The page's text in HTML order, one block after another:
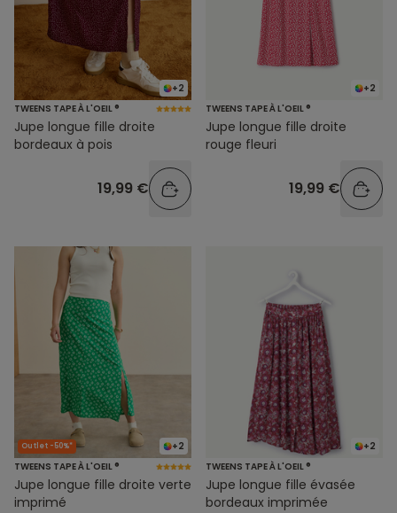
+2
TWEENS TAPE À L'OEIL ®
Jupe longue fille droite
bordeaux à pois
19,99 €
+2
TWEENS TAPE À L'OEIL ®
Jupe longue fille droite
rouge fleuri
19,99 €
+2
Outlet -50%*
TWEENS TAPE À L'OEIL ®
Jupe longue fille droite verte
imprimé
+2
TWEENS TAPE À L'OEIL ®
Jupe longue fille évasée
bordeaux imprimée